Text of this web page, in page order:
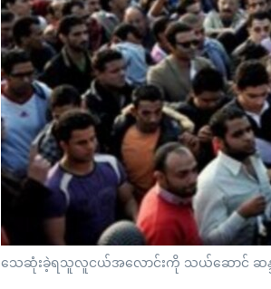
သေဆုံးခဲ့ရသူလူငယ်အလောင်းကို သယ်ဆောင် ဆန္ဒပ